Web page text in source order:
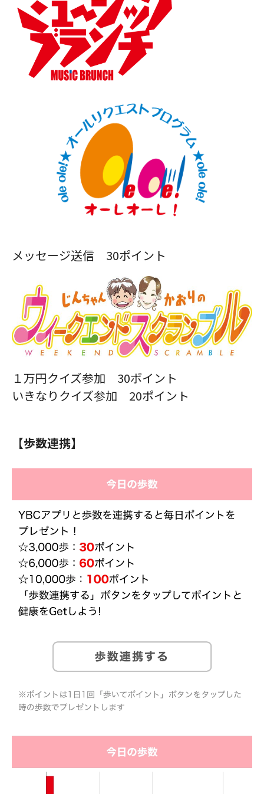
メッセージ送信 30ポイント
１万円クイズ参加 30ポイント
いきなりクイズ参加 20ポイント
【歩数連携】